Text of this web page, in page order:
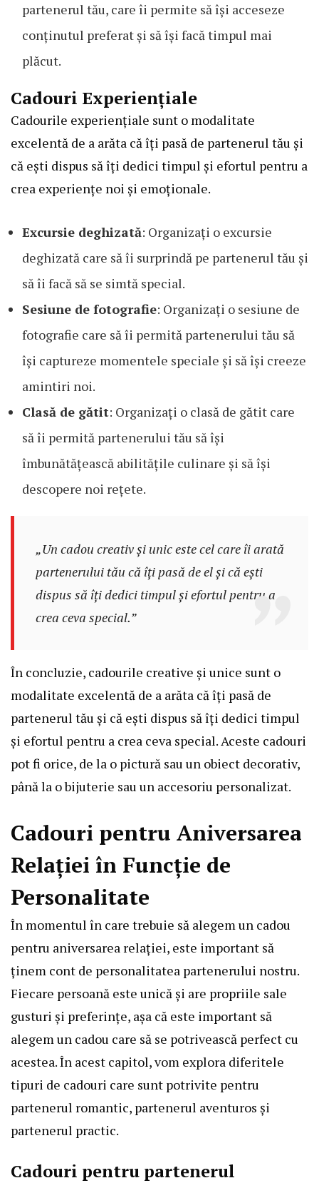
partenerul tău, care îi permite să își acceseze
conținutul preferat și să își facă timpul mai
plăcut.
Cadouri Experiențiale
Cadourile experiențiale sunt o modalitate
excelentă de a arăta că îți pasă de partenerul tău și
că ești dispus să îți dedici timpul și efortul pentru a
crea experiențe noi și emoționale.
Excursie deghizată: Organizați o excursie
deghizată care să îi surprindă pe partenerul tău și
să îi facă să se simtă special.
Sesiune de fotografie: Organizați o sesiune de
fotografie care să îi permită partenerului tău să
își captureze momentele speciale și să își creeze
amintiri noi.
Clasă de gătit: Organizați o clasă de gătit care
să îi permită partenerului tău să își
îmbunătățească abilitățile culinare și să își
descopere noi rețete.
„Un cadou creativ și unic este cel care îi arată
partenerului tău că îți pasă de el și că ești
dispus să îți dedici timpul și efortul pentru a
crea ceva special.”
În concluzie, cadourile creative și unice sunt o
modalitate excelentă de a arăta că îți pasă de
partenerul tău și că ești dispus să îți dedici timpul
și efortul pentru a crea ceva special. Aceste cadouri
pot fi orice, de la o pictură sau un obiect decorativ,
până la o bijuterie sau un accesoriu personalizat.
Cadouri pentru Aniversarea
Relației în Funcție de
Personalitate
În momentul în care trebuie să alegem un cadou
pentru aniversarea relației, este important să
ținem cont de personalitatea partenerului nostru.
Fiecare persoană este unică și are propriile sale
gusturi și preferințe, așa că este important să
alegem un cadou care să se potrivească perfect cu
acestea. În acest capitol, vom explora diferitele
tipuri de cadouri care sunt potrivite pentru
partenerul romantic, partenerul aventuros și
partenerul practic.
Cadouri pentru partenerul